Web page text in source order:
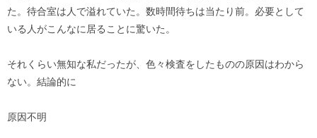
た。待合室は人で溢れていた。数時間待ちは当たり前。必要として
いる人がこんなに居ることに驚いた。
それくらい無知な私だったが、色々検査をしたものの原因はわから
ない。結論的に
原因不明